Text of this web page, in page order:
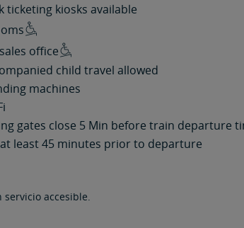
ticketing kiosks available
office
child travel allowed
machines
gates close 5 Min before train departure
least 45 minutes prior to departure
servicio accesible.